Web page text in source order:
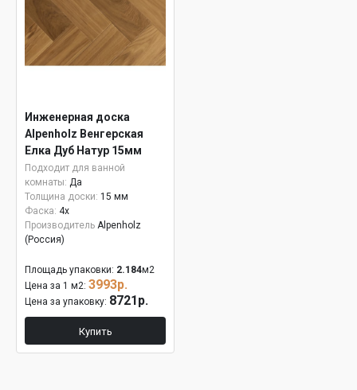
Инженерная доска
Alpenholz Венгерская
Елка Дуб Натур 15мм
Подходит для ванной
комнаты: Да
Толщина доски: 15 мм
Фаска: 4x
Производитель Alpenholz
(Россия)
Площадь упаковки: 2.184м2
Цена за 1 м2: 3993р.
Цена за упаковку: 8721р.
Купить